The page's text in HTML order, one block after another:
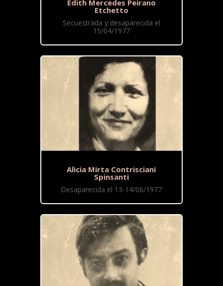
Edith Mercedes Peirano
Etchetto
Secuestrada y desaparecida el
15/04/1977
Alicia Mirta Contrisciani
Spinsanti
Desaparecida el 13-14/06/1977